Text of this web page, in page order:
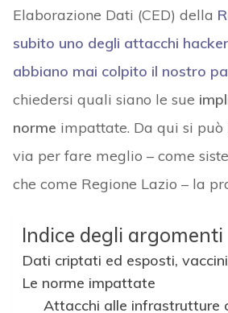
Elaborazione Dati (CED) della
subito uno degli attacchi
abbiano mai colpito il nostro
chiedersi quali siano le sue
norme impattate. Da qui si
via per fare meglio – come
che come Regione Lazio – la
Indice degli argomenti
Dati criptati ed esposti,
Le norme impattate
Attacchi alle infrastrutture